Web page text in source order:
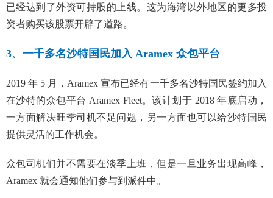
已经达到了外资可持股的上线。这为海湾以外地区的更多投
资者购买该股票开辟了道路。
3、一千多名沙特国民加入 Aramex 众包平台
2019 年 5 月，Aramex 宣布已经有一千多名沙特国民签约加入
在沙特的众包平台 Aramex Fleet。该计划于 2018 年底启动，
一方面解决旺季司机不足问题，另一方面也可以给沙特国民
提供灵活的工作机会。
众包司机们并不需要在淡季上班，但是一旦业务出现高峰，
Aramex 就会通知他们参与到派件中。